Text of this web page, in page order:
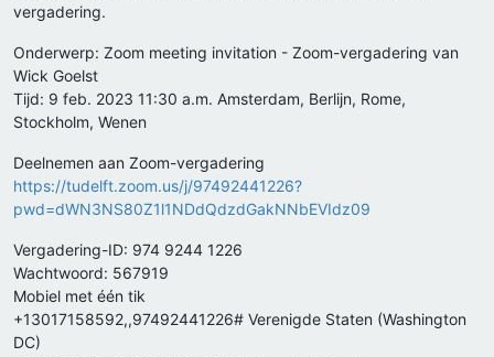
vergadering.
Onderwerp: Zoom meeting invitation - Zoom-vergadering van
Wick Goelst
Tijd: 9 feb. 2023 11:30 a.m. Amsterdam, Berlijn, Rome,
Stockholm, Wenen
Deelnemen aan Zoom-vergadering
https://tudelft.zoom.us/j/97492441226?
pwd=dWN3NS80Z1l1NDdQdzdGakNNbEVIdz09
Vergadering-ID: 974 9244 1226
Wachtwoord: 567919
Mobiel met één tik
+13017158592,,97492441226# Verenigde Staten (Washington
DC)